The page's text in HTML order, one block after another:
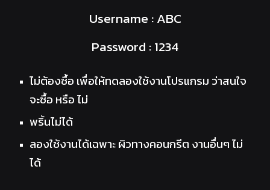
Username : ABC
Password : 1234
ไม่ต้องซื้อ เพื่อให้ทดลองใช้งานโปรแกรม ว่าสนใจ
จะซื้อ หรือ ไม่
พริ้นไม่ได้
ลองใช้งานได้เฉพาะ ผิวทางคอนกรีต งานอื่นๆ ไม่
ได้